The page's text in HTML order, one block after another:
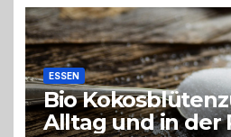
ESSEN
Bio
Alltag und in der